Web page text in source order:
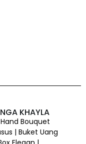
KHAYLA
Bouquet
| Buket Uang